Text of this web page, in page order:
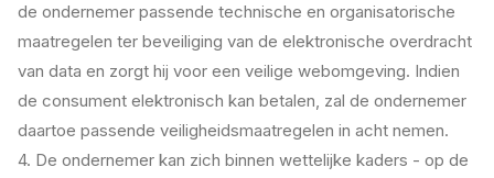
de ondernemer passende technische en organisatorische
maatregelen ter beveiliging van de elektronische overdracht
van data en zorgt hij voor een veilige webomgeving. Indien
de consument elektronisch kan betalen, zal de ondernemer
daartoe passende veiligheidsmaatregelen in acht nemen.
4. De ondernemer kan zich binnen wettelijke kaders - op de